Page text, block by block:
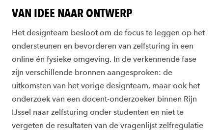
VAN IDEE NAAR ONTWERP
Het designteam besloot om de focus te leggen op het
ondersteunen en bevorderen van zelfsturing in een
online én fysieke omgeving. In de verkennende fase
zijn verschillende bronnen aangesproken: de
uitkomsten van het vorige designteam, maar ook het
onderzoek van een docent-onderzoeker binnen Rijn
IJssel naar zelfsturing onder studenten en niet te
vergeten de resultaten van de vragenlijst zelfregulatie